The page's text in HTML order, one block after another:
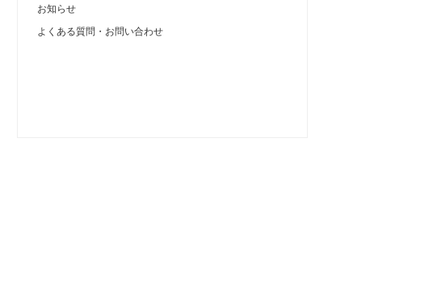
お知らせ
よくある質問・お問い合わせ